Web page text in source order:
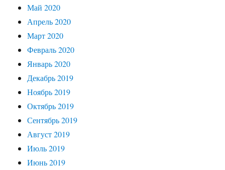
Май 2020
Апрель 2020
Март 2020
Февраль 2020
Январь 2020
Декабрь 2019
Ноябрь 2019
Октябрь 2019
Сентябрь 2019
Август 2019
Июль 2019
Июнь 2019